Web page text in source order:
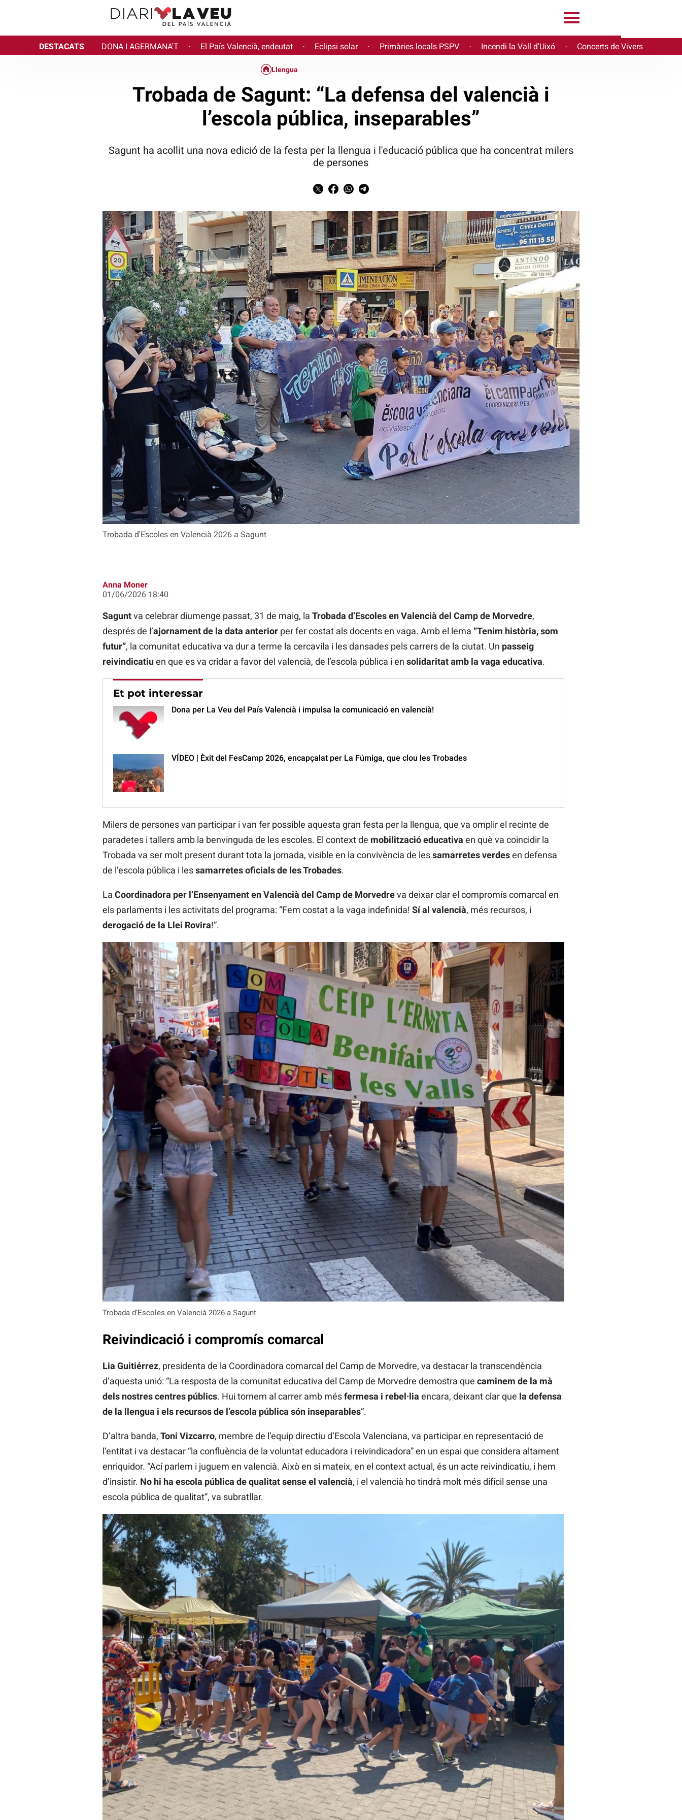
DESTACATS DONA I AGERMANA'T · El País Valencià, endeutat · Eclipsi solar · Primàries locals PSPV · Incendi la Vall d'Uixó · Concerts de Vivers
Trobada d'Escoles en Valencià 2026 a Sagunt
Llengua
Trobada de Sagunt: “La defensa del valencià i
l’escola pública, inseparables”
Sagunt ha acollit una nova edició de la festa per la llengua i l'educació pública que ha concentrat milers
de persones
Anna Moner
01/06/2026 18:40
Saguntva celebrar diumenge passat, 31 de maig, la Trobada d’Escoles en Valencià del Camp de Morvedre,
després de l’ajornament de la data anteriorper fer costat als docents en vaga. Amb el lema “Tenim història, som
futur”, la comunitat educativa va dur a terme la cercavila i les dansades pels carrers de la ciutat. Un passeig
reivindicatiuen que es va cridar a favor del valencià, de l’escola pública i en solidaritat amb la vaga educativa.
Et pot interessar
Dona per La Veu del País Valencià i impulsa la comunicació en valencià!
VÍDEO | Èxit del FesCamp 2026, encapçalat per La Fúmiga, que clou les Trobades
Milers de persones van participar i van fer possible aquesta gran festa per la llengua, que va omplir el recinte de
paradetes i tallers amb la benvinguda de les escoles. El context de mobilització educativa en què va coincidir la
Trobada va ser molt present durant tota la jornada, visible en la convivència de lessamarretes verdesen defensa
de l’escola pública i lessamarretes oficials de les Trobades.
La Coordinadora per l’Ensenyament en Valencià del Camp de Morvedreva deixar clar el compromís comarcal en
els parlaments i les activitats del programa: “Fem costat a la vaga indefinida! Sí al valencià, més recursos, i
derogació de la Llei Rovira!”.
Trobada d’Escoles en Valencià 2026 a Sagunt
Reivindicació i compromís comarcal
Lia Guitiérrez, presidenta de la Coordinadora comarcal del Camp de Morvedre, va destacar la transcendència
d’aquesta unió: “La resposta de la comunitat educativa del Camp de Morvedre demostra que caminem de la mà
dels nostres centres públics. Hui tornem al carrer amb mésfermesa i rebel·lia encara, deixant clar que la defensa
de la llengua i els recursos de l’escola pública són inseparables“.
D’altra banda, Toni Vizcarro, membre de l’equip directiu d’Escola Valenciana, va participar en representació de
l’entitat i va destacar “la confluència de la voluntat educadora i reivindicadora” en un espai que considera altament
enriquidor. “Ací parlem i juguem en valencià. Això en si mateix, en el context actual, és un acte reivindicatiu, i hem
d’insistir. No hi ha escola pública de qualitat sense el valencià, i el valencià ho tindrà molt més difícil sense una
escola pública de qualitat”, va subratllar.